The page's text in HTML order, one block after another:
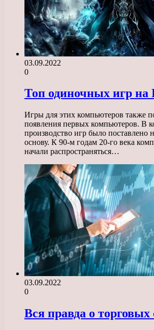
03.09.2022
0
Топ одиночных игр
Игры для этих компьютеров также
появления первых компьютеров. В
производство игр было поставлено
основу. К 90-м годам 20-го века
начали распространяться…
03.09.2022
0
Вся правда о торговых